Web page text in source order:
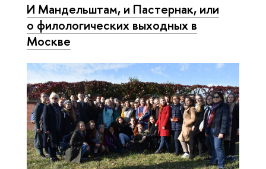
И Мандельштам, и Пастернак, или
о филологических выходных в
Москве